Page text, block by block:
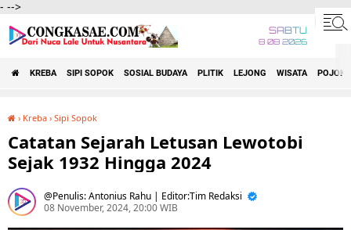
- -->
SABTU
8 08 2026
KREBA SIPI SOPOK SOSIAL BUDAYA PLITIK LEJONG WISATA POJOK
› Kreba › Sipi Sopok
Catatan Sejarah Letusan Lewotobi
Sejak 1932 Hingga 2024
Penulis: Antonius Rahu | Editor:Tim Redaksi
08 November, 2024, 20:00 WIB